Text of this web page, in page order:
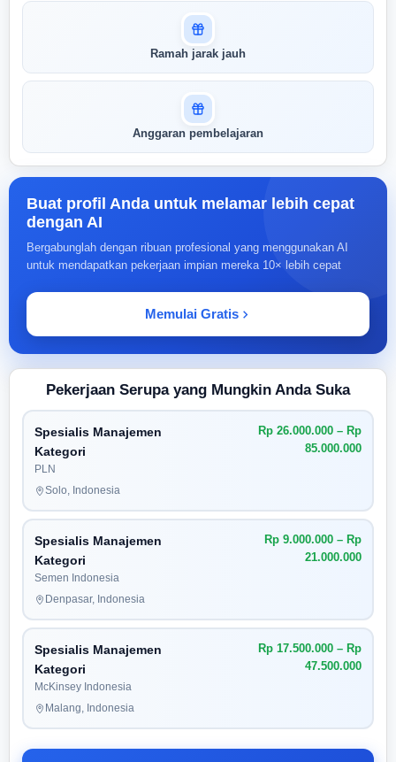
Ramah jarak jauh
Anggaran pembelajaran
Buat profil Anda untuk melamar lebih cepat
dengan AI
Bergabunglah dengan ribuan profesional yang menggunakan AI
untuk mendapatkan pekerjaan impian mereka 10× lebih cepat
Memulai Gratis
Pekerjaan Serupa yang Mungkin Anda Suka
Spesialis Manajemen
Kategori
PLN
Rp 26.000.000 – Rp
85.000.000
Solo, Indonesia
Spesialis Manajemen
Kategori
Semen Indonesia
Rp 9.000.000 – Rp
21.000.000
Denpasar, Indonesia
Spesialis Manajemen
Kategori
McKinsey Indonesia
Rp 17.500.000 – Rp
47.500.000
Malang, Indonesia